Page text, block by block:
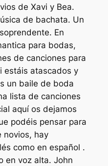
de Xavi y Bea.
de bachata. Un
En
para bodas,
de canciones para
estáis atascados y
un baile de boda
lista de canciones
aquí os dejamos
podéis pensar para
novios, hay
como en español .
en voz alta. John